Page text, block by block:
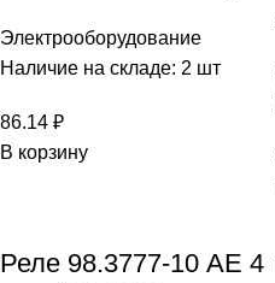
Электрооборудование
Наличие на складе: 2 шт
86.14 ₽
В корзину
Реле 98.3777-10 АЕ 4